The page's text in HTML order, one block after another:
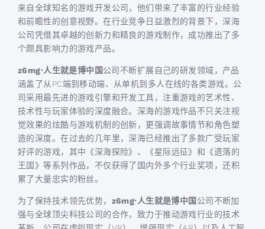
来自全球知名的游戏开发公司，他们带来了丰富的行业经验
和前瞻性的创意视野。在行业竞争日益激烈的背景下，深海
公司凭借其卓越的创新力和精良的游戏制作，成功推出了多
个颇具影响力的游戏产品。
z6mg·人生就是博中国公司不断扩展自己的研发领域，产品
涵盖了从PC端到移动端、从单机到多人在线的各类游戏。公
司采用最先进的游戏引擎和开发工具，注重游戏的艺术性、
技术性与玩家体验的深度融合。深海的游戏作品不只关注视
觉效果的炫酷与游戏机制的创新，更强调故事情节和角色塑
造的深度。在过去的几年里，深海已经推出了多款广受玩家
好评的游戏，其中《深海探险》、《星际远征》和《遗落的
王国》等系列作品，不仅获得了国内外多个行业奖项，还积
累了大量忠实的粉丝。
为了保持技术领先优势， z6mg·人生就是博中国 公司不断加
强与全球顶尖科技公司的合作，致力于推动游戏行业的技术